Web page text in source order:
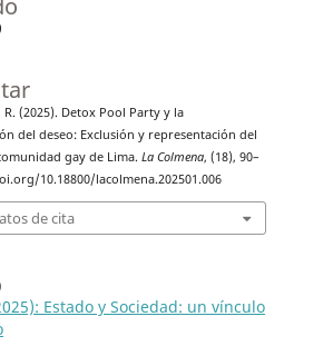
R. (2025). Detox Pool Party y la
del deseo: Exclusión y representación del
gay de Lima. La Colmena, (18), 90–
10.18800/lacolmena.202501.006
de cita
Estado y Sociedad: un vínculo